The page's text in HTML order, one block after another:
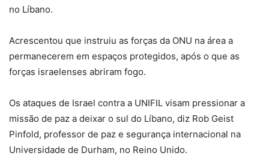
no Líbano.
Acrescentou que instruiu as forças da ONU na área a
permanecerem em espaços protegidos, após o que as
forças israelenses abriram fogo.
Os ataques de Israel contra a UNIFIL visam pressionar a
missão de paz a deixar o sul do Líbano, diz Rob Geist
Pinfold, professor de paz e segurança internacional na
Universidade de Durham, no Reino Unido.